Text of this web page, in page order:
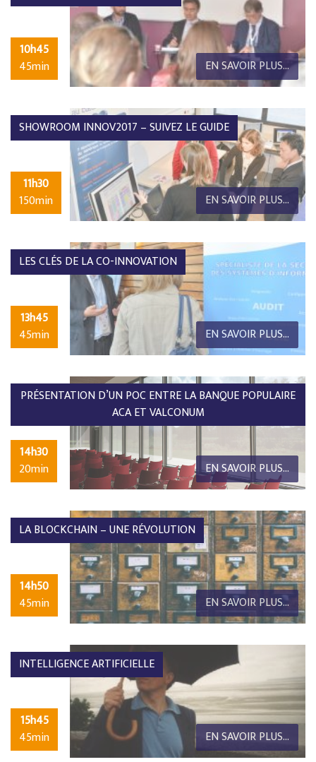
10h45
45min
EN SAVOIR PLUS...
SHOWROOM INNOV2017 – SUIVEZ LE GUIDE
11h30
150min
EN SAVOIR PLUS...
LES CLÉS DE LA CO-INNOVATION
13h45
45min
EN SAVOIR PLUS...
PRÉSENTATION D’UN POC ENTRE LA BANQUE POPULAIRE
ACA ET VALCONUM
14h30
20min
EN SAVOIR PLUS...
LA BLOCKCHAIN – UNE RÉVOLUTION
14h50
45min
EN SAVOIR PLUS...
INTELLIGENCE ARTIFICIELLE
15h45
45min
EN SAVOIR PLUS...